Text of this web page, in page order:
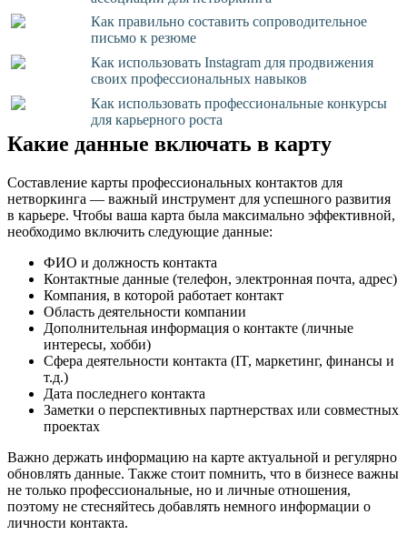
Как правильно составить сопроводительное
письмо к резюме
Как использовать Instagram для продвижения
своих профессиональных навыков
Как использовать профессиональные конкурсы
для карьерного роста
Какие данные включать в карту
Составление карты профессиональных контактов для
нетворкинга — важный инструмент для успешного развития
в карьере. Чтобы ваша карта была максимально эффективной,
необходимо включить следующие данные:
ФИО и должность контакта
Контактные данные (телефон, электронная почта, адрес)
Компания, в которой работает контакт
Область деятельности компании
Дополнительная информация о контакте (личные
интересы, хобби)
Сфера деятельности контакта (IT, маркетинг, финансы и
т.д.)
Дата последнего контакта
Заметки о перспективных партнерствах или совместных
проектах
Важно держать информацию на карте актуальной и регулярно
обновлять данные. Также стоит помнить, что в бизнесе важны
не только профессиональные, но и личные отношения,
поэтому не стесняйтесь добавлять немного информации о
личности контакта.